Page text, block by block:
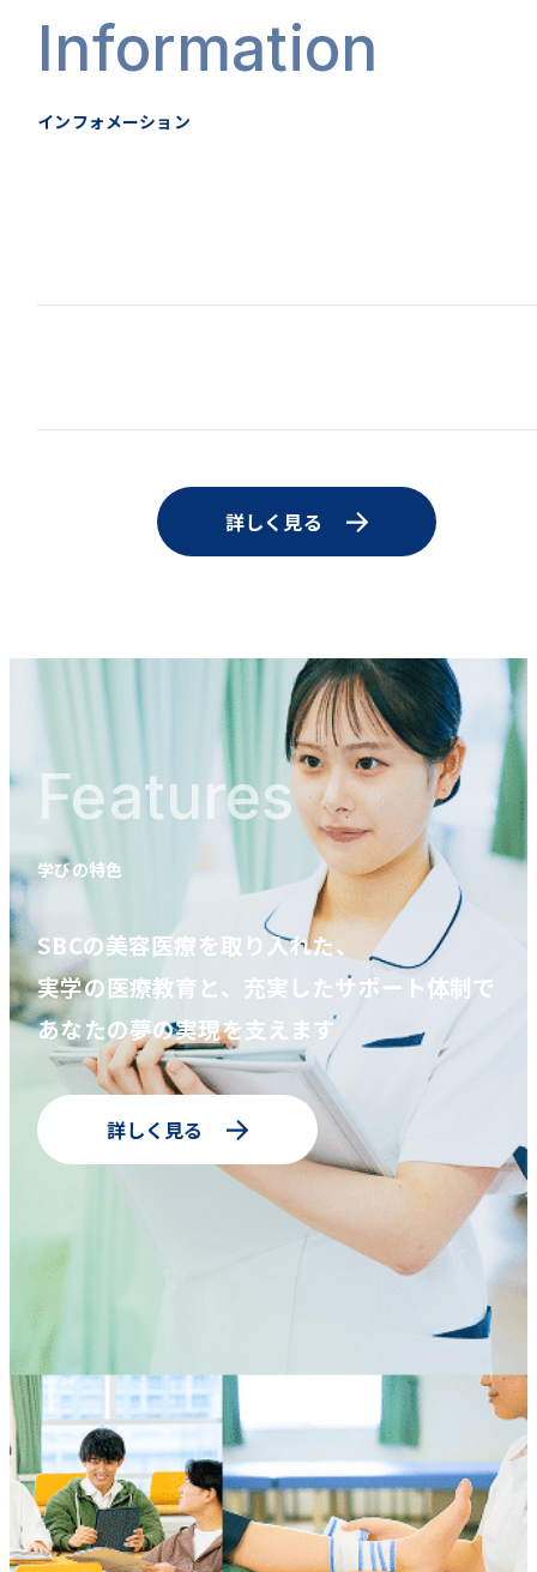
Information
インフォメーション
詳しく見る
Features
学びの特色
SBCの美容医療を取り入れた、
実学の医療教育と、充実したサポート体制で
あなたの夢の実現を支えます
詳しく見る